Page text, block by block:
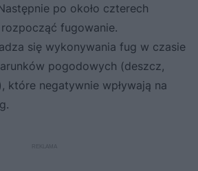
po około czterech
fugowanie.
się wykonywania fug w czasie
pogodowych (deszcz,
które negatywnie wpływają na